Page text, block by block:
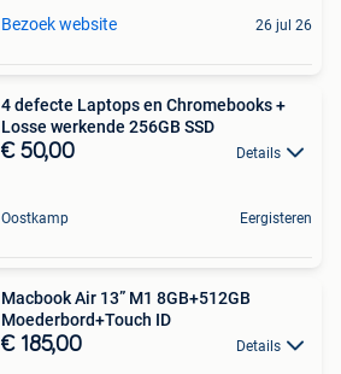
Bezoek website 26 jul 26
4 defecte Laptops en Chromebooks +
Losse werkende 256GB SSD
€ 50,00 Details
Oostkamp Eergisteren
Macbook Air 13” M1 8GB+512GB
Moederbord+Touch ID
€ 185,00 Details